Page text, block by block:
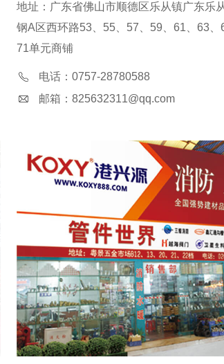
地址：广东省佛山市顺德区乐从镇广东乐
钢A区西环路53、55、57、59、61、63、
71单元商铺
电话：0757-28780588
邮箱：825632311@qq.com